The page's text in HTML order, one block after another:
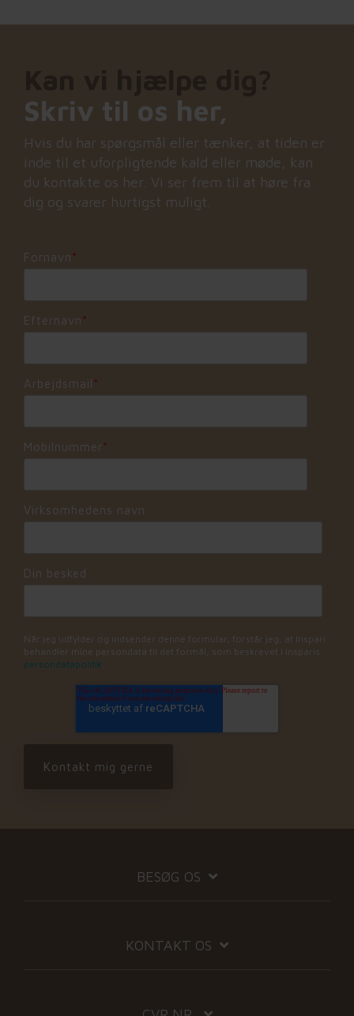
Skriv til os her,
Hvis du har spørgsmål eller tænker, at tiden er
inde til et uforpligtende kald eller møde, kan
du kontakte os her. Vi ser frem til at høre fra
dig og svarer hurtigst muligt.
Fornavn *
Efternavn *
Arbejdsmail *
Mobilnummer *
Virksomhedens navn
Din besked
Når jeg udfylder og indsender denne formular, forstår jeg, at Inspari
behandler mine persondata til det formål, som beskrevet i Insparis
persondatapolitik
BESØG OS
KONTAKT OS